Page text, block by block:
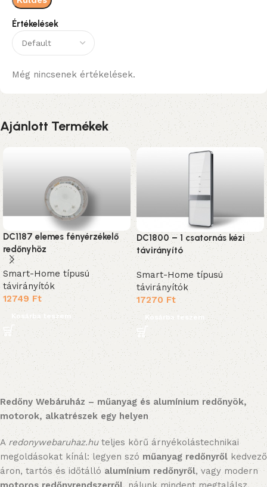
Értékelések
Még nincsenek értékelések.
Ajánlott Termékek
DC1187 elemes fényérzékelő
redőnyhöz
Smart-Home típusú
távirányítók
12749 Ft
Kosárba teszem
DC1800 – 1 csatornás kézi
távirányító
Smart-Home típusú
távirányítók
17270 Ft
Kosárba teszem
Redőny Webáruház – műanyag és alumínium redőnyök,
motorok, alkatrészek egy helyen
Aredonywebaruhaz.huteljes körű árnyékolástechnikai
megoldásokat kínál: legyen szó műanyag redőnyről kedvező
áron, tartós és időtálló alumínium redőnyről, vagy modern